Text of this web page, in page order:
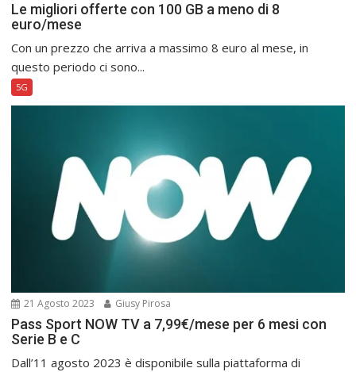
Le migliori offerte con 100 GB a meno di 8
euro/mese
Con un prezzo che arriva a massimo 8 euro al mese, in
questo periodo ci sono...
5G
21 Agosto 2023 Giusy Pirosa
Pass Sport NOW TV a 7,99€/mese per 6 mesi con
Serie B e C
Dall’11 agosto 2023 è disponibile sulla piattaforma di